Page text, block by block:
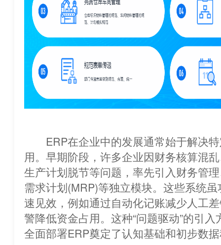
ERP在企业中的发展通常始于解决特
用。早期阶段，许多企业因财务核算混
生产计划脱节等问题，率先引入财务管
需求计划(MRP)等独立模块。这些系统
速见效，例如通过自动化记账减少人工
警降低资金占用。这种“问题驱动”的
全面部署ERP奠定了认知基础和初步数